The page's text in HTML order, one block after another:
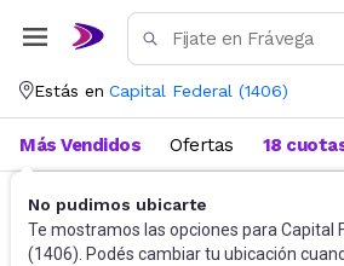
Estás en Capital Federal (1406)
No pudimos ubicarte
Te mostramos las opciones para Capital
(1406). Podés cambiar tu ubicación
Más Vendidos Ofertas 18
Juguetes y Juegos Figuras de